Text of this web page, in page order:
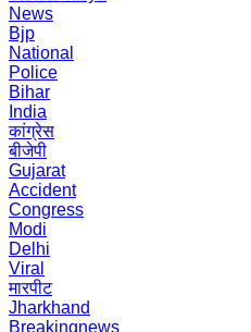
News
Bjp
National
Police
Bihar
India
कांग्रेस
बीजेपी
Gujarat
Accident
Congress
Modi
Delhi
Viral
मारपीट
Jharkhand
Breakingnews